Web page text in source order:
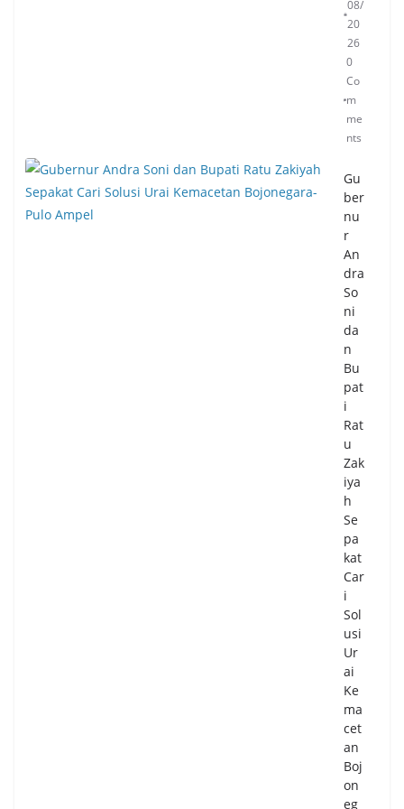
RI
05/
08/
20
26
Co
m
nts
Pil
ar
Te
gas
ka
n
Tra
nsf
or
ma
si
Pos
ya
nd
u
di
Ta
ng
sel,
Kin
i
Tak
Sek
ad
ar
Lay
an
an
Ibu
da
n
08/
20
26
0
Co
m
me
nts
Gu
ber
nu
r
An
dra
So
ni
da
n
Bu
pat
i
Rat
u
Zak
iya
h
Se
pa
kat
Car
i
Sol
usi
Ur
ai
Ke
ma
cet
an
Boj
on
eg